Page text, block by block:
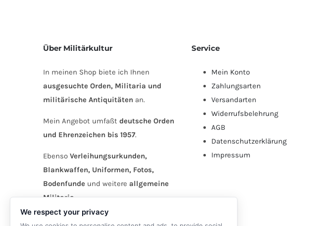
Über Militärkultur
In meinen Shop biete ich Ihnen
ausgesuchte Orden, Militaria und
militärische Antiquitäten an.
Mein Angebot umfaßt deutsche Orden
und Ehrenzeichen bis 1957.
Ebenso Verleihungsurkunden,
Blankwaffen, Uniformen, Fotos,
Bodenfunde und weitere allgemeine
Militaria.
Service
Mein Konto
Zahlungsarten
Versandarten
Widerrufsbelehrung
AGB
Datenschutzerklärung
Impressum
We respect your privacy